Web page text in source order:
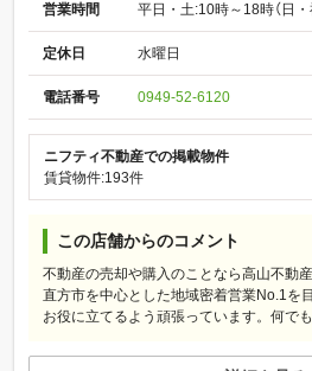
営業時間 平日・土:10時～18時（日・
定休日 水曜日
電話番号 0949-52-6120
ニフティ不動産での掲載物件
賃貸物件:193件
この店舗からのコメント
不動産の売却や購入のことなら高山不動
直方市を中心とした地域密着営業No.1を
お役に立てるよう頑張っています。何で